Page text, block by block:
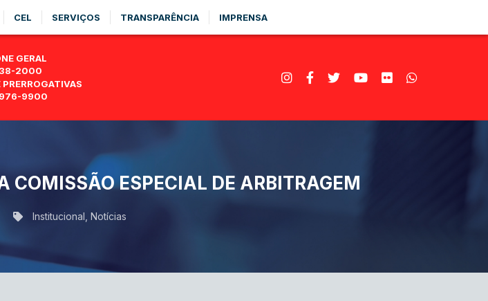
CEL SERVIÇOS TRANSPARÊNCIA IMPRENSA
GERAL
2000
PRERROGATIVAS
9900
COMISSÃO ESPECIAL DE ARBITRAGEM
Institucional Notícias